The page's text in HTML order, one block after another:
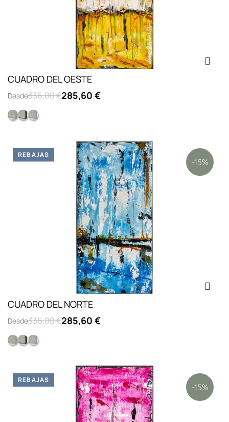
CUADRO DEL OESTE
Desde336,00 €285,60 €
Opc.2: marco L lacado blanco
Opc.3: marco L lacado negro
Opc.1: sin marco
CUADRO DEL NORTE
Desde336,00 €285,60 €
Opc.2: marco L lacado blanco
Opc.3: marco L lacado negro
Opc.1: sin marco
-15%
REBAJAS
-15%
REBAJAS